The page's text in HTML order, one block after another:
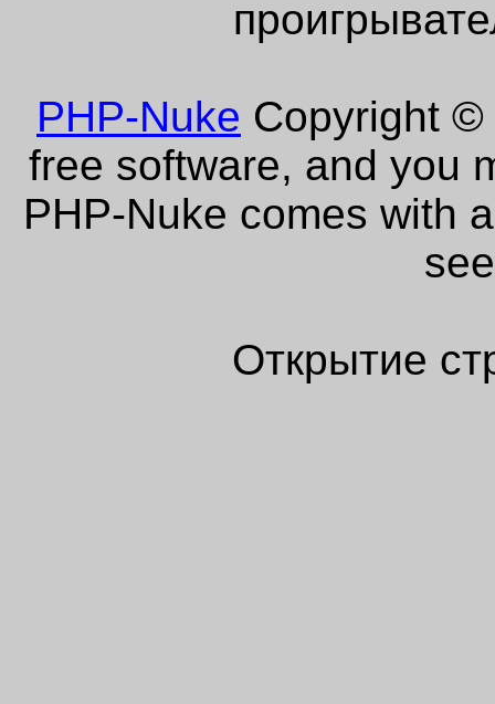
PHP-Nuke Copyright ©
free software, and you
PHP-Nuke comes with
Открытие